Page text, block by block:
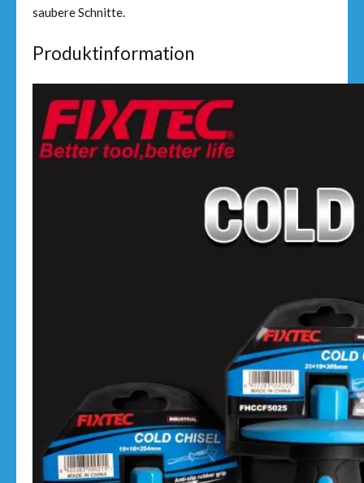
saubere Schnitte.
Produktinformation